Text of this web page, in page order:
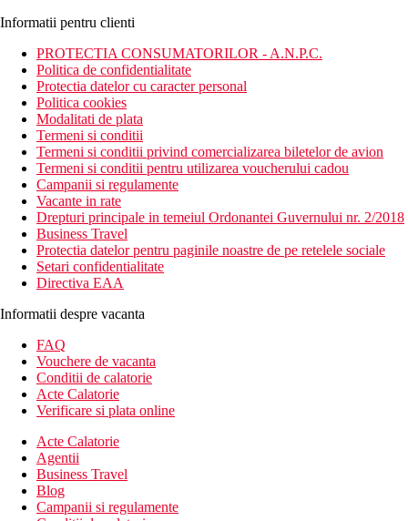
Informatii pentru clienti
PROTECTIA CONSUMATORILOR - A.N.P.C.
Politica de confidentialitate
Protectia datelor cu caracter personal
Politica cookies
Modalitati de plata
Termeni si conditii
Termeni si conditii privind comercializarea biletelor de avion
Termeni si conditii pentru utilizarea voucherului cadou
Campanii si regulamente
Vacante in rate
Drepturi principale in temeiul Ordonantei Guvernului nr. 2/2018
Business Travel
Protectia datelor pentru paginile noastre de pe retelele sociale
Setari confidentialitate
Directiva EAA
Informatii despre vacanta
FAQ
Vouchere de vacanta
Conditii de calatorie
Acte Calatorie
Verificare si plata online
Acte Calatorie
Agentii
Business Travel
Blog
Campanii si regulamente